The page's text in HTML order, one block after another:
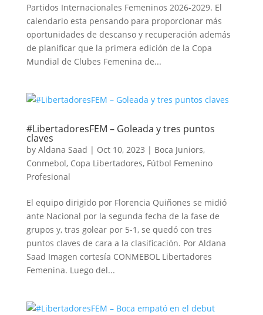
Partidos Internacionales Femeninos 2026-2029. El
calendario esta pensando para proporcionar más
oportunidades de descanso y recuperación además
de planificar que la primera edición de la Copa
Mundial de Clubes Femenina de...
#LibertadoresFEM – Goleada y tres puntos
claves
by Aldana Saad | Oct 10, 2023 | Boca Juniors,
Conmebol, Copa Libertadores, Fútbol Femenino
Profesional
El equipo dirigido por Florencia Quiñones se midió
ante Nacional por la segunda fecha de la fase de
grupos y, tras golear por 5-1, se quedó con tres
puntos claves de cara a la clasificación. Por Aldana
Saad Imagen cortesía CONMEBOL Libertadores
Femenina. Luego del...